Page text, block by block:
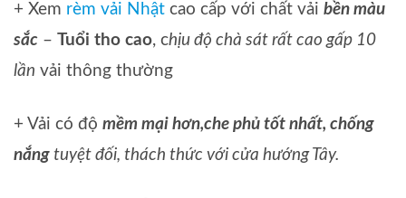
+ Xem rèm vải Nhật cao cấp với chất vải bền màu
sắc – Tuổi tho cao, chịu độ chà sát rất cao gấp 10
lần vải thông thường
+ Vải có độ mềm mại hơn,che phủ tốt nhất, chống
nắng tuyệt đối, thách thức với cửa hướng Tây.